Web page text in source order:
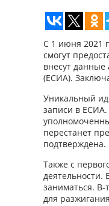
С 1 июня 2021
смогут
внесут
(ЕСИА).
Уникальный
записи в ЕСИА.
перестанет
подтверждена.
Также с
деятельности.
заниматься. В-
для